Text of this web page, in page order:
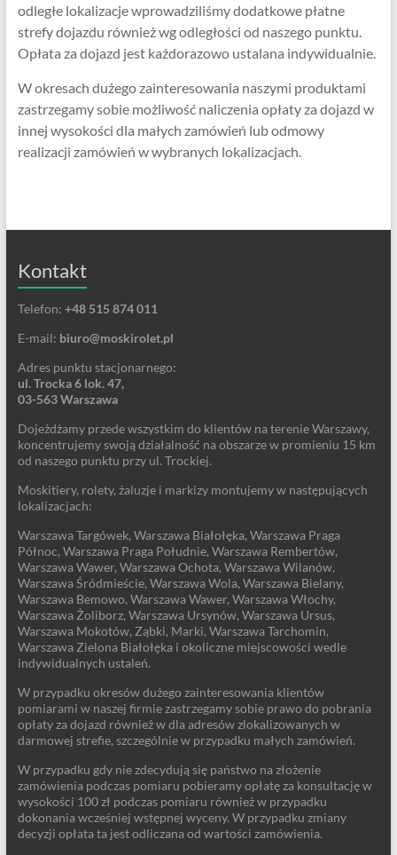
odległe lokalizacje wprowadziliśmy dodatkowe płatne
strefy dojazdu również wg odległości od naszego punktu.
Opłata za dojazd jest każdorazowo ustalana indywidualnie.
W okresach dużego zainteresowania naszymi produktami
zastrzegamy sobie możliwość naliczenia opłaty za dojazd w
innej wysokości dla małych zamówień lub odmowy
realizacji zamówień w wybranych lokalizacjach.
Kontakt
Telefon: +48 515 874 011
E-mail: biuro@moskirolet.pl
Adres punktu stacjonarnego:
ul. Trocka 6 lok. 47,
03-563 Warszawa
Dojeżdżamy przede wszystkim do klientów na terenie Warszawy,
koncentrujemy swoją działalność na obszarze w promieniu 15 km
od naszego punktu przy ul. Trockiej.
Moskitiery, rolety, żaluzje i markizy montujemy w następujących
lokalizacjach:
Warszawa Targówek, Warszawa Białołęka, Warszawa Praga
Północ, Warszawa Praga Południe, Warszawa Rembertów,
Warszawa Wawer, Warszawa Ochota, Warszawa Wilanów,
Warszawa Śródmieście, Warszawa Wola, Warszawa Bielany,
Warszawa Bemowo, Warszawa Wawer, Warszawa Włochy,
Warszawa Żoliborz, Warszawa Ursynów, Warszawa Ursus,
Warszawa Mokotów, Ząbki, Marki, Warszawa Tarchomin,
Warszawa Zielona Białołęka i okoliczne miejscowości wedle
indywidualnych ustaleń.
W przypadku okresów dużego zainteresowania klientów
pomiarami w naszej firmie zastrzegamy sobie prawo do pobrania
opłaty za dojazd również w dla adresów zlokalizowanych w
darmowej strefie, szczególnie w przypadku małych zamówień.
W przypadku gdy nie zdecydują się państwo na złożenie
zamówienia podczas pomiaru pobieramy opłatę za konsultację w
wysokości 100 zł podczas pomiaru również w przypadku
dokonania wcześniej wstępnej wyceny. W przypadku zmiany
decyzji opłata ta jest odliczana od wartości zamówienia.